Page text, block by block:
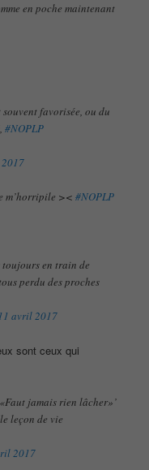
en poche maintenant
souvent favorisée, ou du
#NOPLP
m’horripile ><#NOPLP
toujours en train de
perdu des proches
avril 2017
sont ceux qui
jamais rien lâcher»’
leçon de vie
2017